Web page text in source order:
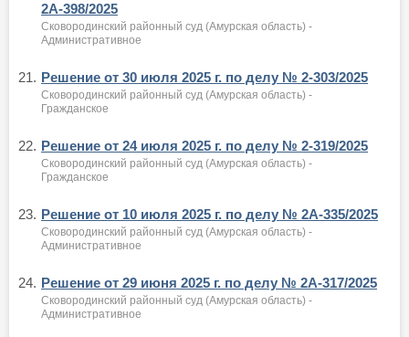
2А-398/2025
Сковородинский районный суд (Амурская область) -
Административное
21. Решение от 30 июля 2025 г. по делу № 2-303/2025
Сковородинский районный суд (Амурская область) -
Гражданское
22. Решение от 24 июля 2025 г. по делу № 2-319/2025
Сковородинский районный суд (Амурская область) -
Гражданское
23. Решение от 10 июля 2025 г. по делу № 2А-335/2025
Сковородинский районный суд (Амурская область) -
Административное
24. Решение от 29 июня 2025 г. по делу № 2А-317/2025
Сковородинский районный суд (Амурская область) -
Административное